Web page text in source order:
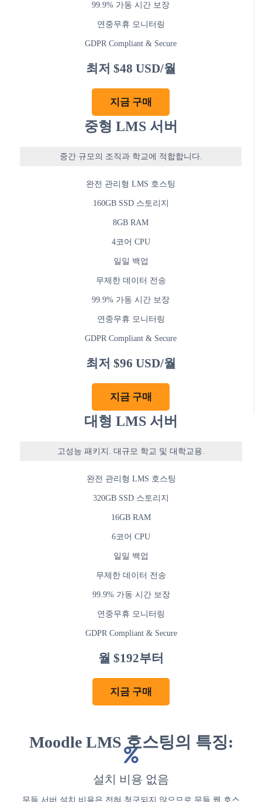
99.9% 가동 시간 보장
연중무휴 모니터링
GDPR Compliant & Secure
최저 $48 USD/월
지금 구매
중형 LMS 서버
중간 규모의 조직과 학교에 적합합니다.
완전 관리형 LMS 호스팅
160GB SSD 스토리지
8GB RAM
4코어 CPU
일일 백업
무제한 데이터 전송
99.9% 가동 시간 보장
연중무휴 모니터링
GDPR Compliant & Secure
최저 $96 USD/월
지금 구매
대형 LMS 서버
고성능 패키지. 대규모 학교 및 대학교용.
완전 관리형 LMS 호스팅
320GB SSD 스토리지
16GB RAM
6코어 CPU
일일 백업
무제한 데이터 전송
99.9% 가동 시간 보장
연중무휴 모니터링
GDPR Compliant & Secure
월 $192부터
지금 구매
Moodle LMS 호스팅의 특징:
설치 비용 없음
무들 서버 설치 비용은 전혀 청구되지 않으므로 무들 웹 호스